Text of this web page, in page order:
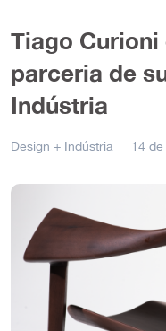
Tiago Curioni
parceria de
Indústria
Design + Indústria 14